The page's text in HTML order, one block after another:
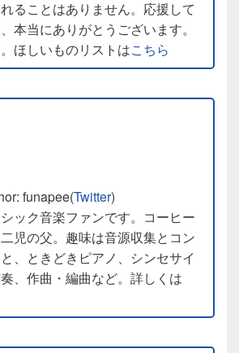
ることはありません。応援して
本当にありがとうございます。
ほしいものリストはこちら
funapee(Twitter)
ック音楽ファンです。コーヒー
児の父。趣味は音源収集とコン
、ときどきピアノ、シンセサイ
、作曲・編曲など。詳しくは